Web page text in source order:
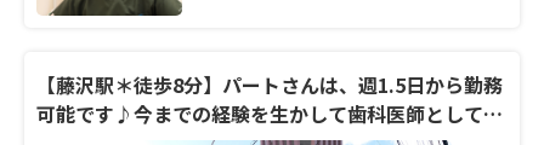
合間に迎えてくれたのは、大多和秀幸院長。
自身も4人の子を持つ父親として、「以前は
泣いてばかりだった子が長く通い続けてくれ
るなど、子どもたちの成長を感じられるのが
【藤沢駅＊徒歩8分】パートさんは、週1.5日から勤務
可能です♪今までの経験を生かして歯科医師として働